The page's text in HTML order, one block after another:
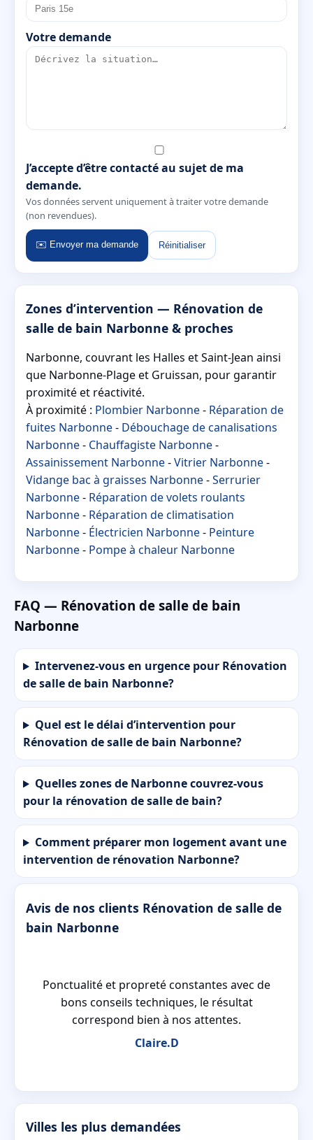
Votre demande
J’accepte d’être contacté au sujet de ma
demande.
Vos données servent uniquement à traiter votre demande
(non revendues).
✉️ Envoyer ma demande Réinitialiser
Zones d’intervention — Rénovation de
salle de bain Narbonne & proches
Narbonne, couvrant les Halles et Saint-Jean ainsi
que Narbonne-Plage et Gruissan, pour garantir
proximité et réactivité.
À proximité : Plombier Narbonne- Réparation de
fuites Narbonne- Débouchage de canalisations
Narbonne- Chauffagiste Narbonne-
Assainissement Narbonne-Vitrier Narbonne-
Vidange bac à graisses Narbonne-Serrurier
Narbonne- Réparation de volets roulants
Narbonne- Réparation de climatisation
Narbonne- Électricien Narbonne- Peinture
Narbonne- Pompe à chaleur Narbonne
FAQ — Rénovation de salle de bain
Narbonne
Intervenez-vous en urgence pour Rénovation
de salle de bain Narbonne?
Quel est le délai d’intervention pour
Rénovation de salle de bain Narbonne?
Quelles zones de Narbonne couvrez-vous
pour la rénovation de salle de bain?
Comment préparer mon logement avant une
intervention de rénovation Narbonne?
Avis de nos clients Rénovation de salle de
bain Narbonne
Ponctualité et propreté constantes avec de
bons conseils techniques, le résultat
correspond bien à nos attentes.
Claire.D
Villes les plus demandées